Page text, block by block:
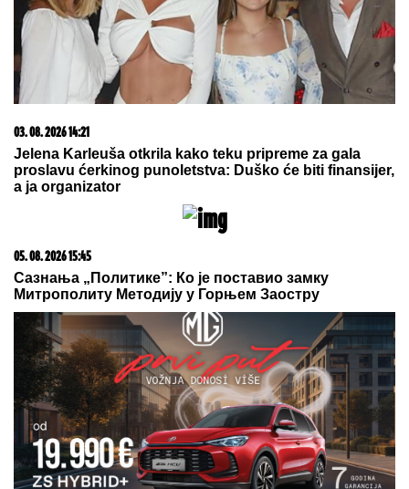
03. 08. 2026 14:21
Jelena Karleuša otkrila kako teku pripreme za gala
proslavu ćerkinog punoletstva: Duško će biti finansijer,
a ja organizator
05. 08. 2026 15:45
Сазнања „Политике”: Ко је поставио замку
Митрополиту Методију у Горњем Заостру